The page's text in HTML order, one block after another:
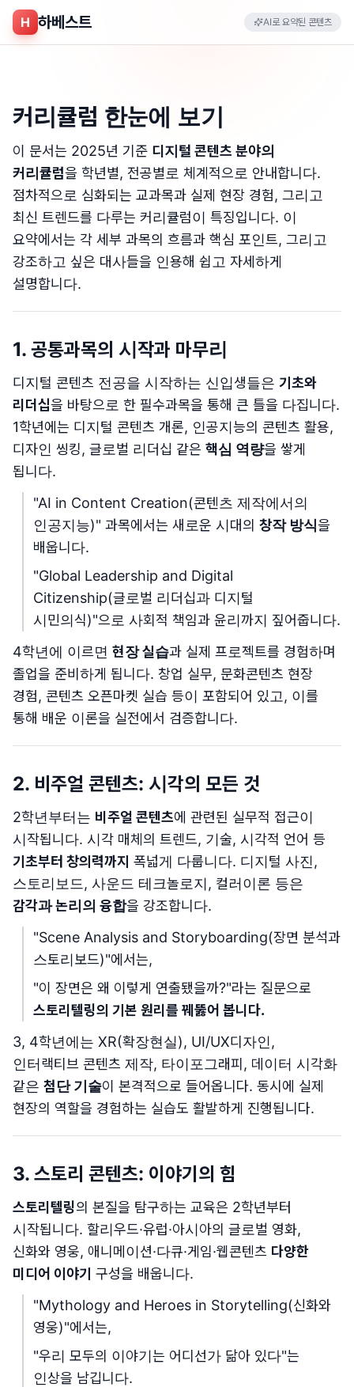
H 하베스트 AI로 요약된 콘텐츠
커리큘럼 한눈에 보기
이 문서는 2025년 기준 디지털 콘텐츠 분야의
커리큘럼을 학년별, 전공별로 체계적으로 안내합니다.
점차적으로 심화되는 교과목과 실제 현장 경험, 그리고
최신 트렌드를 다루는 커리큘럼이 특징입니다. 이
요약에서는 각 세부 과목의 흐름과 핵심 포인트, 그리고
강조하고 싶은 대사들을 인용해 쉽고 자세하게
설명합니다.
1. 공통과목의 시작과 마무리
디지털 콘텐츠 전공을 시작하는 신입생들은 기초와
리더십을 바탕으로 한 필수과목을 통해 큰 틀을 다집니다.
1학년에는 디지털 콘텐츠 개론, 인공지능의 콘텐츠 활용,
디자인 씽킹, 글로벌 리더십 같은 핵심 역량을 쌓게
됩니다.
"AI in Content Creation(콘텐츠 제작에서의
인공지능)" 과목에서는 새로운 시대의 창작 방식을
배웁니다.
"Global Leadership and Digital
Citizenship(글로벌 리더십과 디지털
시민의식)"으로 사회적 책임과 윤리까지 짚어줍니다.
4학년에 이르면 현장 실습과 실제 프로젝트를 경험하며
졸업을 준비하게 됩니다. 창업 실무, 문화콘텐츠 현장
경험, 콘텐츠 오픈마켓 실습 등이 포함되어 있고, 이를
통해 배운 이론을 실전에서 검증합니다.
2. 비주얼 콘텐츠: 시각의 모든 것
2학년부터는 비주얼 콘텐츠에 관련된 실무적 접근이
시작됩니다. 시각 매체의 트렌드, 기술, 시각적 언어 등
기초부터 창의력까지 폭넓게 다룹니다. 디지털 사진,
스토리보드, 사운드 테크놀로지, 컬러이론 등은
감각과 논리의 융합을 강조합니다.
"Scene Analysis and Storyboarding(장면 분석과
스토리보드)"에서는,
"이 장면은 왜 이렇게 연출됐을까?"라는 질문으로
스토리텔링의 기본 원리를 꿰뚫어 봅니다.
3, 4학년에는 XR(확장현실), UI/UX디자인,
인터랙티브 콘텐츠 제작, 타이포그래피, 데이터 시각화
같은 첨단 기술이 본격적으로 들어옵니다. 동시에 실제
현장의 역할을 경험하는 실습도 활발하게 진행됩니다.
3. 스토리 콘텐츠: 이야기의 힘
스토리텔링의 본질을 탐구하는 교육은 2학년부터
시작됩니다. 할리우드·유럽·아시아의 글로벌 영화,
신화와 영웅, 애니메이션·다큐·게임·웹콘텐츠 다양한
미디어 이야기 구성을 배웁니다.
"Mythology and Heroes in Storytelling(신화와
영웅)"에서는,
"우리 모두의 이야기는 어디선가 닮아 있다"는
인상을 남깁니다.